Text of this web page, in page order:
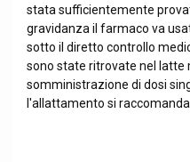
stata sufficientemente
gravidanza il farmaco va
sotto il diretto controllo
sono state ritrovate nel latte
somministrazione di dosi
l'allattamento si